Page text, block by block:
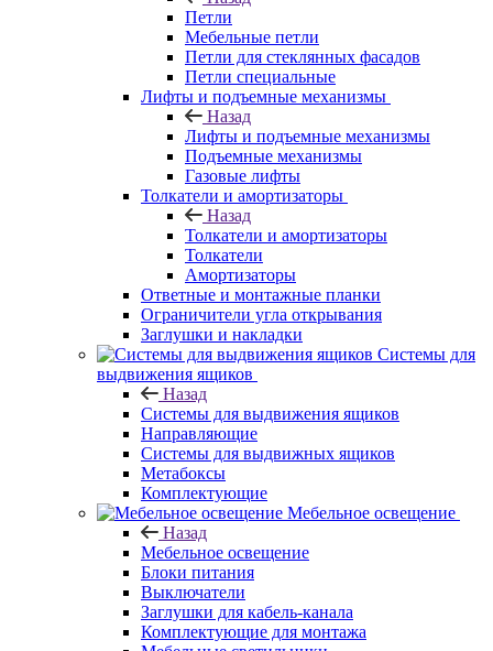
Петли
Мебельные петли
Петли для стеклянных фасадов
Петли специальные
Лифты и подъемные механизмы
Назад
Лифты и подъемные механизмы
Подъемные механизмы
Газовые лифты
Толкатели и амортизаторы
Назад
Толкатели и амортизаторы
Толкатели
Амортизаторы
Ответные и монтажные планки
Ограничители угла открывания
Заглушки и накладки
Системы для
выдвижения ящиков
Назад
Системы для выдвижения ящиков
Направляющие
Системы для выдвижных ящиков
Метабоксы
Комплектующие
Мебельное освещение
Назад
Мебельное освещение
Блоки питания
Выключатели
Заглушки для кабель-канала
Комплектующие для монтажа